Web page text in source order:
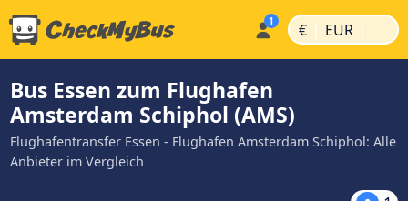
€ | EUR |
Bus Essen zum Flughafen
Amsterdam Schiphol (AMS)
Flughafentransfer Essen - Flughafen Amsterdam Schiphol: Alle
Anbieter im Vergleich